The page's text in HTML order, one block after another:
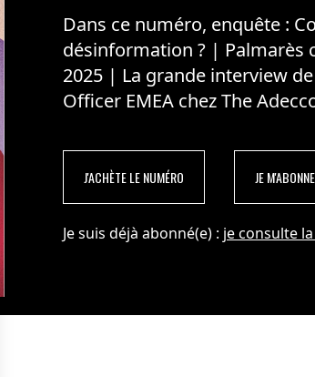
Dans ce numéro, enquête :
désinformation ? | Palmarès
2025 | La grande interview
Officer EMEA chez The
J'ACHÈTE LE NUMÉRO JE
Je suis déjà abonné(e) : je consulte